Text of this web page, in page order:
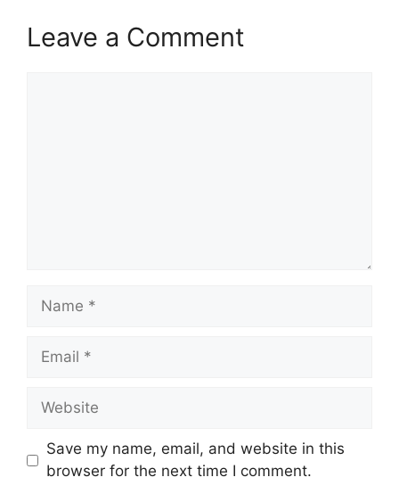
Leave a Comment
Name
Email
Website
Save my name, email, and website in this
browser for the next time I comment.